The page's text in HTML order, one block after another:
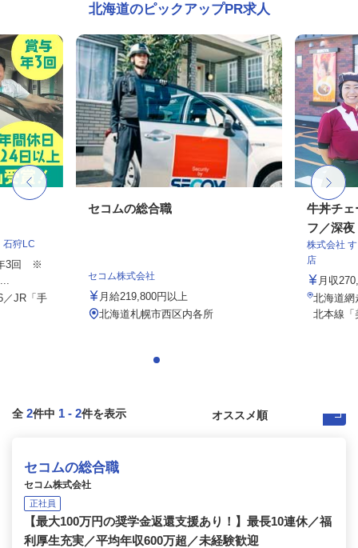
北海道のピックアップPR求人
狩LC
年3回 ※
／JR「手
セコムの総合職
セコム株式会社
月給219,800円以上
北海道札幌市西区内各所
牛丼チェ
フ／深夜
株式会社
店
月収
北海道網
北本線「
全 2件中 1 - 2件を表示
セコムの総合職
セコム株式会社
正社員
【最大100万円の奨学金返還支援あり！】最長10連休／福
利厚生充実／平均年収600万超／未経験歓迎